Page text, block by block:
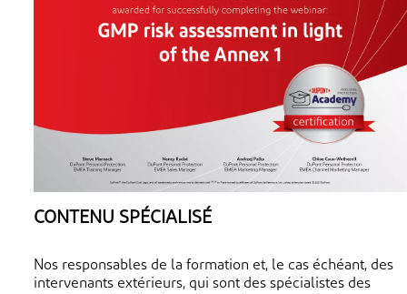
CONTENU SPÉCIALISÉ
Nos responsables de la formation et, le cas échéant, des
intervenants extérieurs, qui sont des spécialistes des